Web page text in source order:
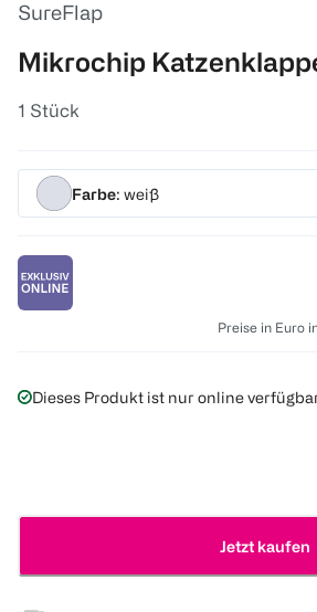
SureFlap
Mikrochip
1 Stück
Farbe: weiß
Preise in Euro
Dieses Produkt ist nur online
Jetzt kaufen